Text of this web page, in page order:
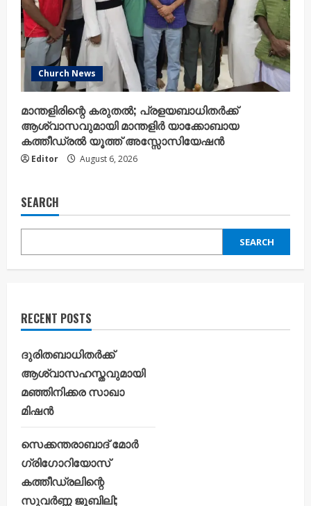
Church News
മാന്തളിരിന്റെ കരുതൽ; പ്രളയബാധിതർക്ക്
ആശ്വാസവുമായി മാന്തളിർ യാക്കോബായ
കത്തീഡ്രൽ യൂത്ത് അസ്സോസിയേഷൻ
Editor August 6, 2026
SEARCH
SEARCH
RECENT POSTS
ദുരിതബാധിതർക്ക്
ആശ്വാസഹസ്തവുമായി
മഞ്ഞിനിക്കര സാഖാ
മിഷൻ
സെക്കന്തരാബാദ് മോർ
ഗ്രിഗോറിയോസ്
കത്തീഡ്രലിന്റെ
സുവർണ്ണ ജൂബിലി;